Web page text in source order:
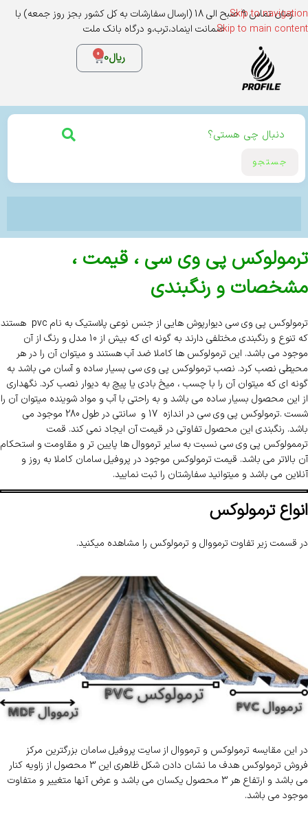
Skip to navigation
Skip to main content
زمان تماس 9 صبح الی 18 (ارسال سفارشات به کل کشور بجز روز جمعه) با
ضمانت اینماد،ترب،و درگاه بانک ملت
ریال0
0
جستجو
ترمولوکس پی وی سی ، قیمت ،
مشخصات و رنگبندی
ترمولوکس پی وی سی دیوارپوش هایی از جنس نوعی پلاستیک به نام pvc هستند
که تنوع و رنگبندی مختلفی دارند به گونه ای که بیش از 10 مدل و رنگ از آن
موجود می باشد. این ترمولوکس ها کاملا ضد آب هستند و میتوان آن را در هر
محیطی نصب کرد. نصب ترمولوکس پی وی سی بسیار ساده و آسان می باشد به
گونه ای که میتوان آن را با چسب ، میخ بادی یا پیچ به دیوار نصب کرد. نگهداری
از این محصول بسیار ساده می باشد و به راحتی با آب و مواد شوینده میتوان آن را
شست .ترمولوکس پی وی سی در اندازه 17 و سانتی در طول 280 موجود می
باشد. رنگبندی این محصول تفاوتی در قیمت آن ایجاد نمی کند. قمت
ترممولوکس پی وی سی نسبت به سایر ترمووال ها پایین تر و مقاومت و استحکام
آن بالاتر می باشد. قیمت ترمولوکس موجود در پروفیل سامان کاملا به روز و
آنلاین می باشد و میتوانید سفارشتان را ثبت نمایید.
انواع ترمولوکس
در قسمت زیر تفاوت ترمووال و ترمولوکس را مشاهده میکنید.
در این مقایسه ترمولوکس و ترمووال از سایت پروفیل سامان بزرگترین مرکز
فروش ترمولوکس هدف ما نشان دادن شکل ظاهری این 3 محصول از زاویه کنار
می باشد و ارتفاع هر 3 محصول یکسان می باشد و عرض آنها متغییر و متفاوت
موجود می باشد.